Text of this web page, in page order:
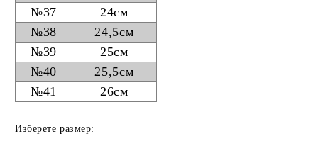
№37
24см
№38
24,5см
№39
25см
№40
25,5см
№41
26см
Изберете размер: